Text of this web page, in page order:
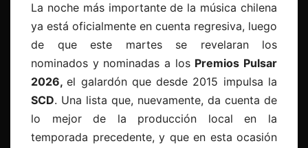
La noche más importante de la música chilena
ya está oficialmente en cuenta regresiva, luego
de que este martes se revelaran los
nominados y nominadas a los Premios Pulsar
2026,el galardón que desde 2015 impulsa la
SCD. Una lista que, nuevamente, da cuenta de
lo mejor de la producción local en la
temporada precedente, y que en esta ocasión